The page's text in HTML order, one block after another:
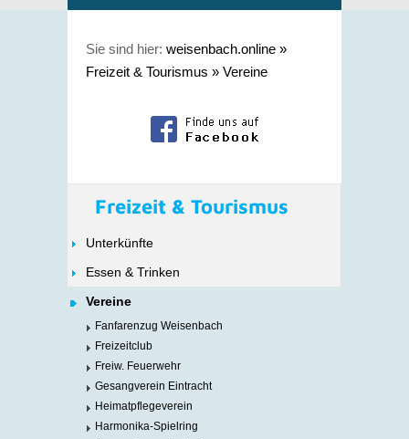
Sie sind hier: weisenbach.online »
Freizeit & Tourismus » Vereine
Freizeit & Tourismus
Unterkünfte
Essen & Trinken
Vereine
Fanfarenzug Weisenbach
Freizeitclub
Freiw. Feuerwehr
Gesangverein Eintracht
Heimatpflegeverein
Harmonika-Spielring